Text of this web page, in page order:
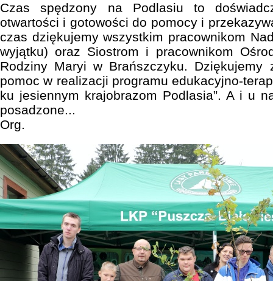
Czas spędzony na Podlasiu to
otwartości i gotowości do pomocy i
czas dziękujemy wszystkim pracownikom
wyjątku) oraz Siostrom i pracownikom
Rodziny Maryi w Brańszczyku. Dziękujemy
pomoc w realizacji programu edukacyjno-
ku jesiennym krajobrazom Podlasia”. A i u
posadzone...
Org.